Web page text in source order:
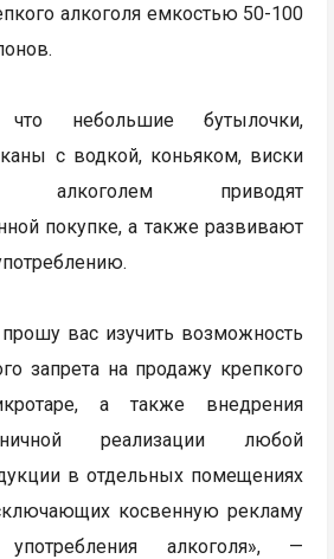
алкоголя емкостью 50-100
небольшие бутылочки,
с водкой, коньяком, виски
приводят
покупке, а также развивают
вас изучить возможность
запрета на продажу крепкого
а также внедрения
реализации любой
в отдельных помещениях
косвенную рекламу
алкоголя», —